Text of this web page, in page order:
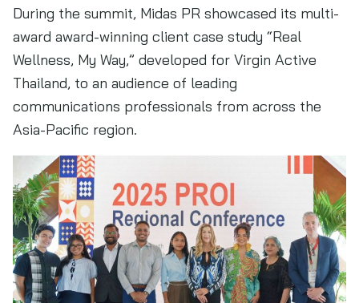
During the summit, Midas PR showcased its multi-
award award-winning client case study “Real
Wellness, My Way,” developed for Virgin Active
Thailand, to an audience of leading
communications professionals from across the
Asia-Pacific region.